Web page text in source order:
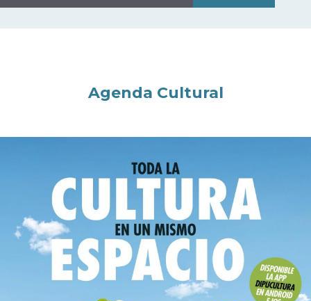
Agenda Cultural